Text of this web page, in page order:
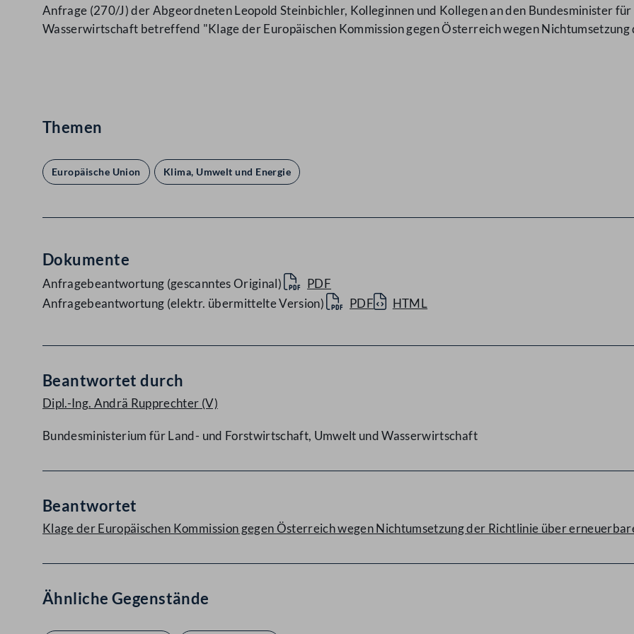
Anfrage (270/J) der Abgeordneten Leopold Steinbichler, Kolleginnen und Kollegen an den Bundesminister
Wasserwirtschaft betreffend "Klage der Europäischen Kommission gegen Österreich wegen
Themen
Europäische Union Klima, Umwelt und Energie
Dokumente
Anfragebeantwortung (gescanntes Original)
PDF
Anfragebeantwortung (elektr. übermittelte Version)
PDF HTML
Beantwortet durch
Dipl.-Ing. Andrä Rupprechter (V)
Bundesministerium für Land- und Forstwirtschaft, Umwelt und Wasserwirtschaft
Beantwortet
Klage der Europäischen Kommission gegen Österreich wegen Nichtumsetzung der Richtlinie über
Ähnliche Gegenstände